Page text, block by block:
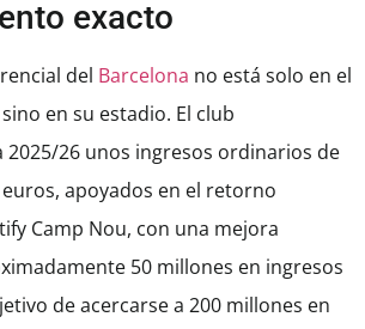
exacto
del Barcelona no está solo en el
en su estadio. El club
26 unos ingresos ordinarios de
apoyados en el retorno
Camp Nou, con una mejora
50 millones en ingresos
de acercarse a 200 millones en